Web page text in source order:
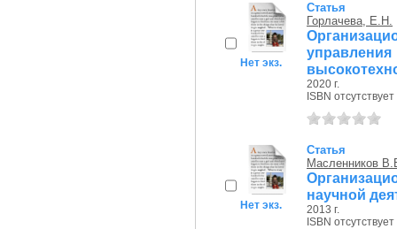
Нет экз.
Статья
Горлачева, Е.Н.
2020 г.
ISBN отсутствует
Нет экз.
Статья
Масленников
научной
2013 г.
ISBN отсутствует